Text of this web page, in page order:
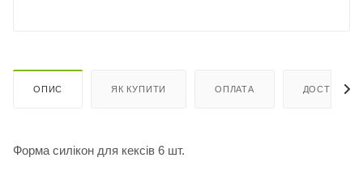
ОПИС ЯК КУПИТИ ОПЛАТА ДОСТАВКА
Форма силікон для кексів 6 шт.